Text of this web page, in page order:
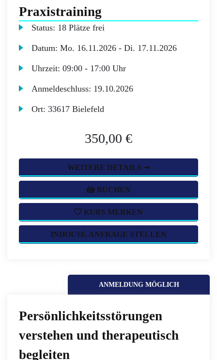
Praxistraining
Status: 18 Plätze frei
Datum:Mo. 16.11.2026 -Di. 17.11.2026
Uhrzeit:09:00 - 17:00 Uhr
Anmeldeschluss: 19.10.2026
Ort:33617 Bielefeld
350,00 €
WEITERE DETAILS ➞
BUCHEN
KURS MERKEN
INHOUSE-ANFRAGE STELLEN
ANMELDUNG MÖGLICH
Persönlichkeitsstörungen
verstehen und therapeutisch
begleiten